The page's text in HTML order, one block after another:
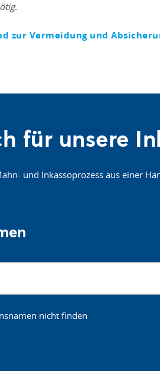
zur Vermeidung und
für unsere
und Inkassoprozess aus einer
nicht finden